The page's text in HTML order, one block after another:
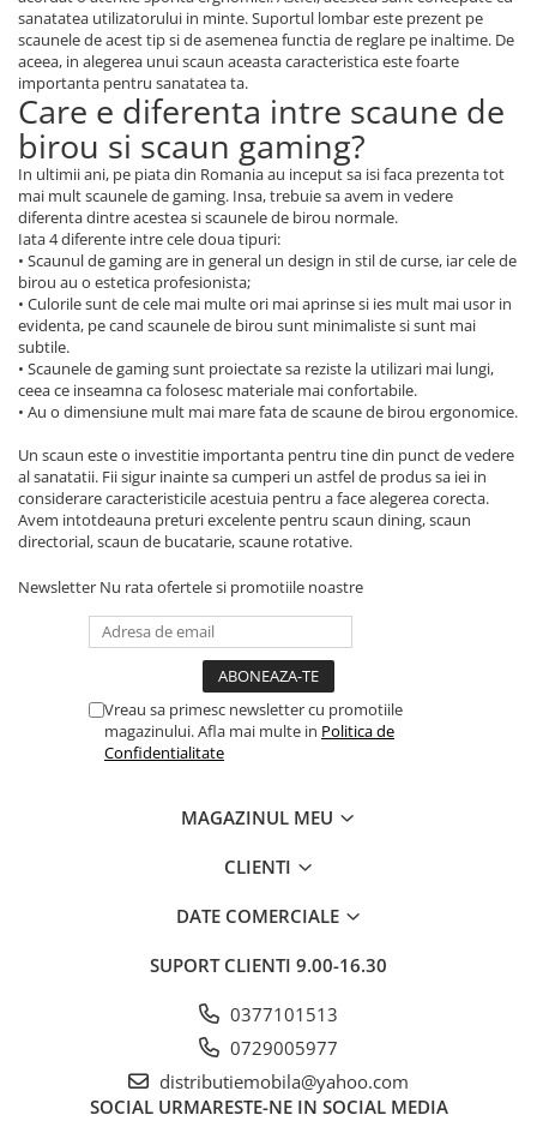
sanatatea utilizatorului in minte. Suportul lombar este prezent pe
scaunele de acest tip si de asemenea functia de reglare pe inaltime. De
aceea, in alegerea unui scaun aceasta caracteristica este foarte
importanta pentru sanatatea ta.
Care e diferenta intre scaune de
birou si scaun gaming?
In ultimii ani, pe piata din Romania au inceput sa isi faca prezenta tot
mai mult scaunele de gaming. Insa, trebuie sa avem in vedere
diferenta dintre acestea si scaunele de birou normale.
Iata 4 diferente intre cele doua tipuri:
• Scaunul de gaming are in general un design in stil de curse, iar cele de
birou au o estetica profesionista;
• Culorile sunt de cele mai multe ori mai aprinse si ies mult mai usor in
evidenta, pe cand scaunele de birou sunt minimaliste si sunt mai
subtile.
• Scaunele de gaming sunt proiectate sa reziste la utilizari mai lungi,
ceea ce inseamna ca folosesc materiale mai confortabile.
• Au o dimensiune mult mai mare fata de scaune de birou ergonomice.
Un scaun este o investitie importanta pentru tine din punct de vedere
al sanatatii. Fii sigur inainte sa cumperi un astfel de produs sa iei in
considerare caracteristicile acestuia pentru a face alegerea corecta.
Avem intotdeauna preturi excelente pentru scaun dining, scaun
directorial, scaun de bucatarie, scaune rotative.
Newsletter Nu rata ofertele si promotiile noastre
Vreau sa primesc newsletter cu promotiile
magazinului. Afla mai multe in Politica de
Confidentialitate
MAGAZINUL MEU
CLIENTI
DATE COMERCIALE
SUPORT CLIENTI 9.00-16.30
0377101513
0729005977
distributiemobila@yahoo.com
SOCIAL URMARESTE-NE IN SOCIAL MEDIA